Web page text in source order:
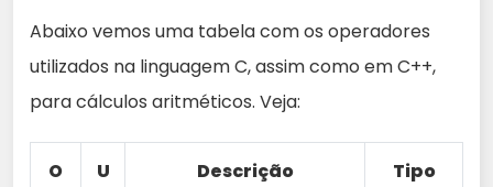
Abaixo vemos uma tabela com os operadores
utilizados na linguagem C, assim como em C++,
para cálculos aritméticos. Veja:
O
U
Descrição Tipo